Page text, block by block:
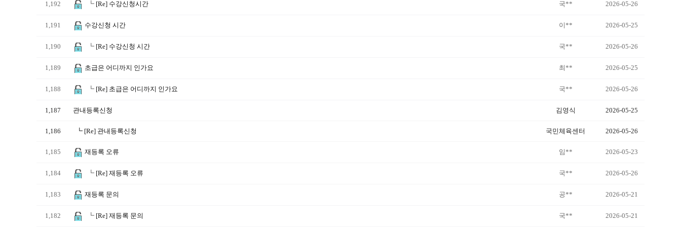
1,192 ┗ [Re] 수강신청시간 국** 2026-05-26
1,191 수강신청 시간 이** 2026-05-25
1,190 ┗ [Re] 수강신청 시간 국** 2026-05-26
1,189 초급은 어디까지 인가요 최** 2026-05-25
1,188 ┗ [Re] 초급은 어디까지 인가요 국** 2026-05-26
1,187 관내등록신청 김영식 2026-05-25
1,186 ┗ [Re] 관내등록신청 국민체육센터 2026-05-26
1,185 재등록 오류 임** 2026-05-23
1,184 ┗ [Re] 재등록 오류 국** 2026-05-26
1,183 재등록 문의 공** 2026-05-21
1,182 ┗ [Re] 재등록 문의 국** 2026-05-21